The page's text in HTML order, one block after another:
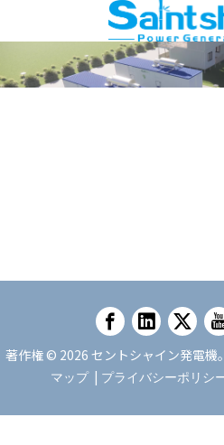
著作権 © 2026 セントシャイン発電機
マップ | プライバシーポリシ